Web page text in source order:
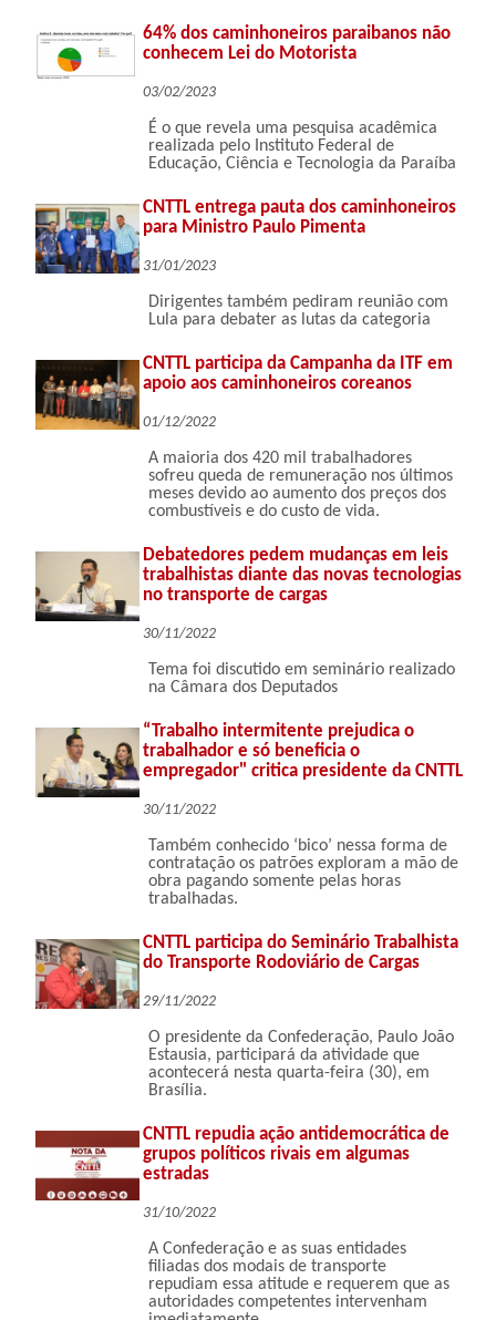
64% dos caminhoneiros paraibanos não
conhecem Lei do Motorista
03/02/2023
É o que revela uma pesquisa acadêmica
realizada pelo Instituto Federal de
Educação, Ciência e Tecnologia da Paraíba
CNTTL entrega pauta dos caminhoneiros
para Ministro Paulo Pimenta
31/01/2023
Dirigentes também pediram reunião com
Lula para debater as lutas da categoria
CNTTL participa da Campanha da ITF em
apoio aos caminhoneiros coreanos
01/12/2022
A maioria dos 420 mil trabalhadores
sofreu queda de remuneração nos últimos
meses devido ao aumento dos preços dos
combustíveis e do custo de vida.
Debatedores pedem mudanças em leis
trabalhistas diante das novas tecnologias
no transporte de cargas
30/11/2022
Tema foi discutido em seminário realizado
na Câmara dos Deputados
“Trabalho intermitente prejudica o
trabalhador e só beneficia o
empregador" critica presidente da CNTTL
30/11/2022
Também conhecido ‘bico’ nessa forma de
contratação os patrões exploram a mão de
obra pagando somente pelas horas
trabalhadas.
CNTTL participa do Seminário Trabalhista
do Transporte Rodoviário de Cargas
29/11/2022
O presidente da Confederação, Paulo João
Estausia, participará da atividade que
acontecerá nesta quarta-feira (30), em
Brasília.
CNTTL repudia ação antidemocrática de
grupos políticos rivais em algumas
estradas
31/10/2022
A Confederação e as suas entidades
filiadas dos modais de transporte
repudiam essa atitude e requerem que as
autoridades competentes intervenham